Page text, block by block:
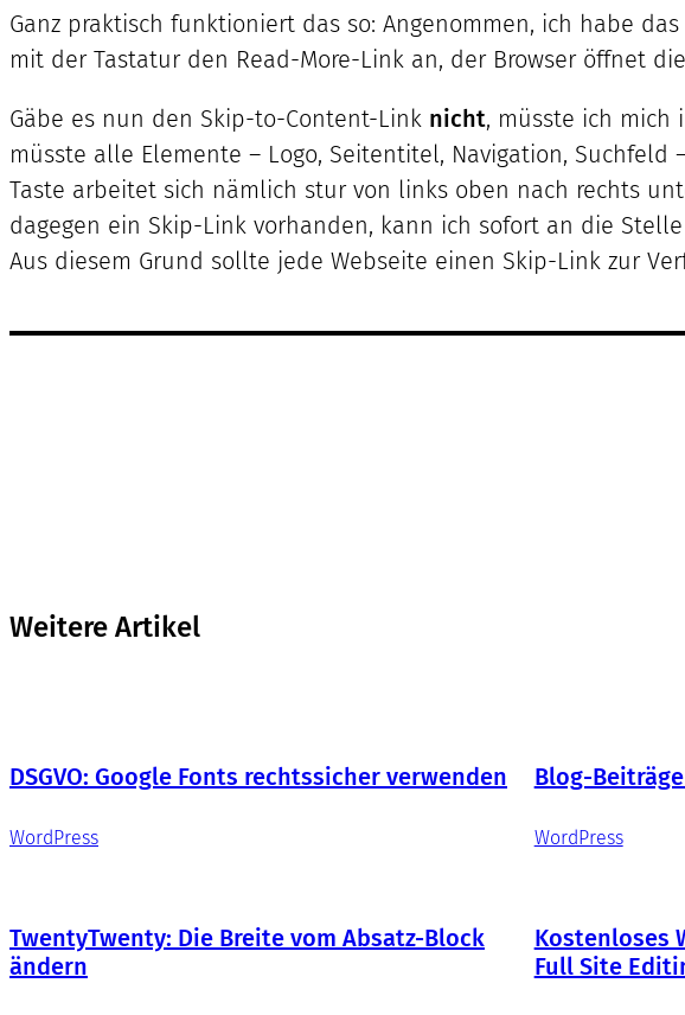
Ganz praktisch funktioniert das so: Angenommen, ich habe
mit der Tastatur den Read-More-Link an, der Browser öffnet
Gäbe es nun den Skip-to-Content-Link nicht, müsste ich mich
müsste alle Elemente – Logo, Seitentitel, Navigation,
Taste arbeitet sich nämlich stur von links oben nach rechts
dagegen ein Skip-Link vorhanden, kann ich sofort an die
Aus diesem Grund sollte jede Webseite einen Skip-Link zur
Weitere Artikel
DSGVO: Google Fonts rechtssicher verwenden
WordPress
Blog-
WordPress
TwentyTwenty: Die Breite vom Absatz-Block
ändern
Kostenloses
Full Site